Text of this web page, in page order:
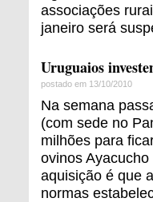
associações
janeiro será
Uruguaios
postado em 13/10/2010
Na semana
(com sede no
milhões para
ovinos
aquisição é que
normas